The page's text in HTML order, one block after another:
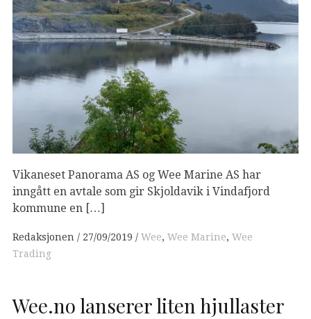
Vikaneset Panorama AS og Wee Marine AS har
inngått en avtale som gir Skjoldavik i Vindafjord
kommune en […]
Redaksjonen 27/09/2019 Wee, Wee Marine, Wee
Trading
Wee.no lanserer liten hjullaster